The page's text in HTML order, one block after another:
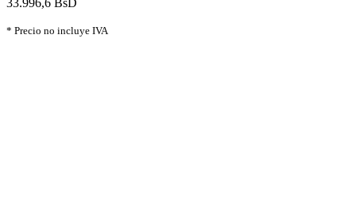
* Precio no incluye IVA